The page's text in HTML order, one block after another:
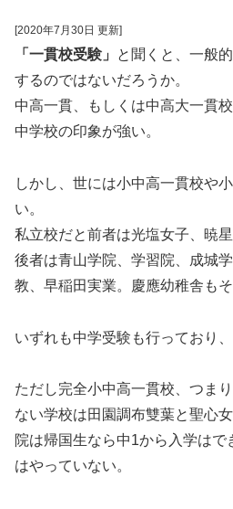
[2020年7月30日 更新]
「一貫校受験」
と聞くと、一般
するのではないだろうか。
中高一貫、もしくは中高大一貫
中学校の印象が強い。
しかし、世には小中高一貫校や
い。
私立校だと前者は光塩女子、暁星
後者は青山学院、学習院、成城
教、早稲田実業。慶應幼稚舎もそ
いずれも中学受験も行っており
ただし完全小中高一貫校、つま
ない学校は田園調布雙葉と聖心
院は帰国生なら中1から入学は
はやっていない。